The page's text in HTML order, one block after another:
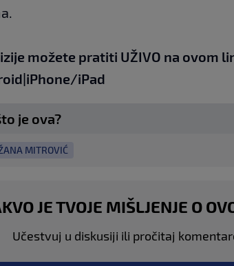
možete pratiti UŽIVO na ovom
|iPhone/iPad
je ova?
MITROVIĆ
JE TVOJE MIŠLJENJE O
Učestvuj u diskusiji ili pročitaj